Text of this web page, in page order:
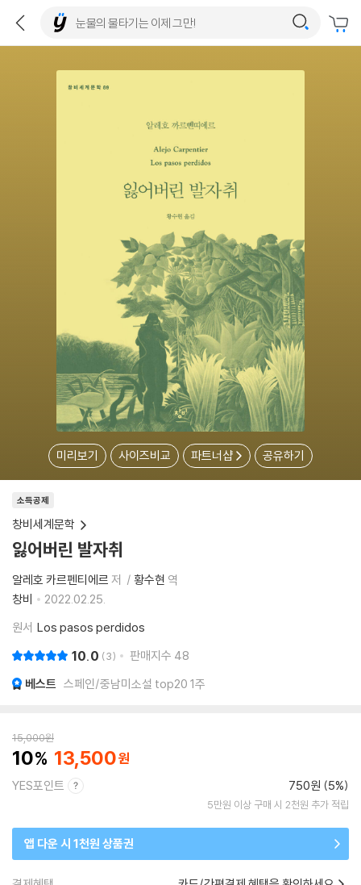
미리보기 사이즈비교 파트너샵 공유하기
소득공제
창비세계문학
잃어버린 발자취
알레호 카르펜티에르 저 황수현 역
창비
2022.02.25.
원서 Los pasos perdidos
10.0 3 판매지수 48
베스트 스페인/중남미소설 top20 1주
15,000원
10 13,500
YES포인트 750원 (5%)
5만원 이상 구매 시 2천원 추가 적립
앱 다운 시 1천원 상품권